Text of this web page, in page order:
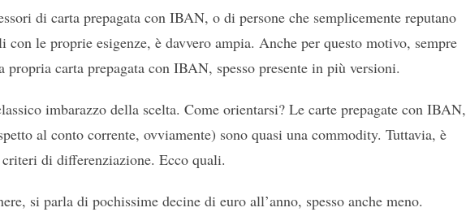
di carta prepagata con IBAN, o di persone che semplicemente reputano
le proprie esigenze, è davvero ampia. Anche per questo motivo, sempre
carta prepagata con IBAN, spesso presente in più versioni.
imbarazzo della scelta. Come orientarsi? Le carte prepagate con IBAN,
al conto corrente, ovviamente) sono quasi una commodity. Tuttavia, è
di differenziazione. Ecco quali.
si parla di pochissime decine di euro all’anno, spesso anche meno.